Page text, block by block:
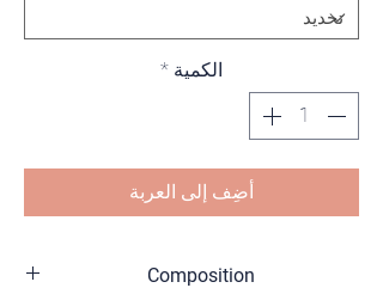
الكمية *
أضِف إلى العربة
Composition